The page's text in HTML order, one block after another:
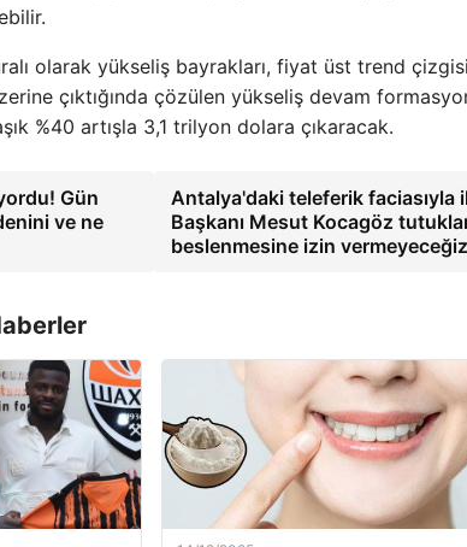
olarak yükseliş bayrakları, fiyat üst trend
çıktığında çözülen yükseliş devam
%40 artışla 3,1 trilyon dolara çıkaracak.
Gün
ve ne
Antalya'daki teleferik faciasıyla
Başkanı Mesut Kocagöz
beslenmesine izin